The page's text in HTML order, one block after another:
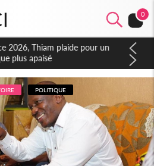
0
2026, Thiam plaide pour un
plus apaisé
POLITIQUE